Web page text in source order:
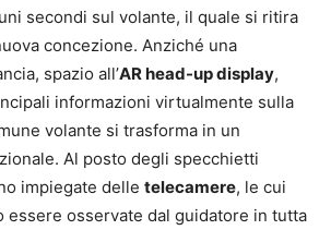
secondi sul volante, il quale si ritira
concezione. Anziché una
spazio all’AR head-up display,
informazioni virtualmente sulla
volante si trasforma in un
Al posto degli specchietti
impiegate delle telecamere, le cui
essere osservate dal guidatore in tutta